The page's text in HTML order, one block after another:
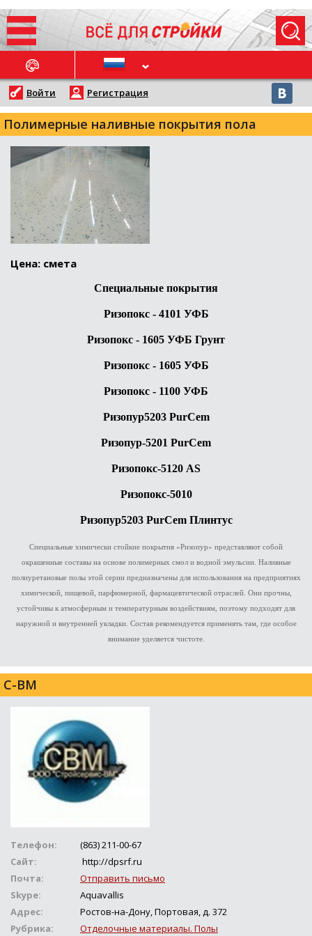
НОВОСТИ
Войти Регистрация
Полимерные наливные покрытия пола
Цена: смета
Специальные покрытия
Ризопокс - 4101 УФБ
Ризопокс - 1605 УФБ Грунт
Ризопокс - 1605 УФБ
Ризопокс - 1100 УФБ
Ризопур5203 PurCem
Ризопур-5201 PurCem
Ризопокс-5120 AS
Ризопокс-5010
Ризопур5203 PurCem Плинтус
Специальные химически стойкие покрытия «Ризопур» представляют собой
окрашенные составы на основе полимерных смол и водной эмульсии. Наливные
полиуретановые полы этой серии предназначены для использования на предприятиях
химической, пищевой, парфюмерной, фармацевтической отраслей. Они прочны,
устойчивы к атмосферным и температурным воздействиям, поэтому подходят для
наружной и внутренней укладки. Состав рекомендуется применять там, где особое
внимание уделяется чистоте.
С-ВМ
Телефон:
(863) 211-00-67
Сайт:
http://dpsrf.ru
Почта:
Отправить письмо
Skype:
Aquavallis
Адрес:
Ростов-на-Дону, Портовая, д. 372
Рубрика:
Отделочные материалы. Полы